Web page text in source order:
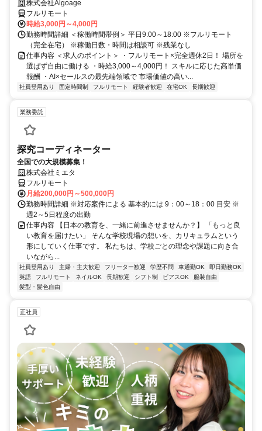
株式会社Algoage
フルリモート
時給3,000円～4,000円
勤務時間詳細 ＜稼働時間帯例＞ 平日9:00～18:00 ※フルリモート
（完全在宅） ※稼働日数・時間は相談可 ※残業なし
仕事内容 ＜求人のポイント＞ ・フルリモート×完全週休2日！ 場所を
選ばず自由に働ける ・時給3,000～4,000円！ スキルに応じた高単価
報酬 ・AI×セールスの最先端領域で 市場価値の高い...
社員登用あり 固定時間制 フルリモート 経験者歓迎 在宅OK 長期歓迎
業務委託
探究コーディネーター
全国での大規模募集！
株式会社ミエタ
フルリモート
月給200,000円～500,000円
勤務時間詳細 ※対応案件による 基本的には 9：00～18：00 目安 ※
週2～5日程度の出勤
仕事内容 【日本の教育を、一緒に前進させませんか？】 「もっと良
い教育を届けたい」 そんな学校現場の想いを、カリキュラムという
形にしていく仕事です。 私たちは、学校ごとの理念や課題に向き合
いながら...
社員登用あり 主婦・主夫歓迎 フリーター歓迎 学歴不問 車通勤OK
即日勤務OK
英語
フルリモート ネイルOK 長期歓迎 シフト制 ピアスOK
服装自由
髪型・髪色自由
正社員